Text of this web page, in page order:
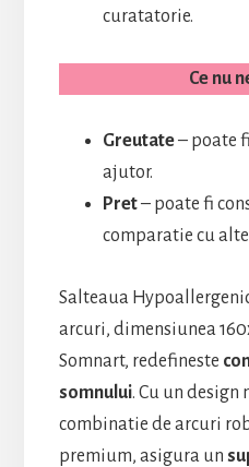
curatatorie.
Ce nu
Greutate– poate
ajutor.
Pret– poate fi
comparatie cu
Salteaua
arcuri, dimensiunea
Somnart, redefineste
somnului. Cu un design
combinatie de arcuri
premium, asigura un